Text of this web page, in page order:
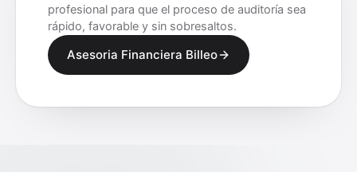
profesional para que el proceso de auditoría sea
rápido, favorable y sin sobresaltos.
Asesoria Financiera Billeo